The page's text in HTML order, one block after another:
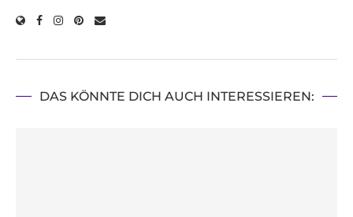
DAS KÖNNTE DICH AUCH INTERESSIEREN: